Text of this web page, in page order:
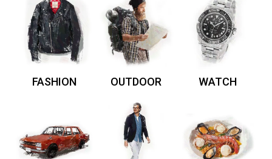
FASHION OUTDOOR WATCH